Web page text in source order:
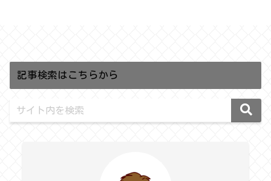
記事検索はこちらから